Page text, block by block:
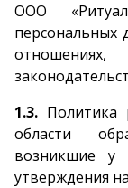
ООО
персональных
1.3. Политика
области
возникшие у
утверждения